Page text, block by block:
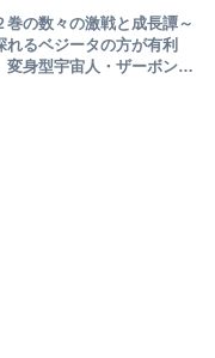
巻の数々の激戦と成長譚～
るベジータの方が有利
変身型宇宙人・ザーボンに